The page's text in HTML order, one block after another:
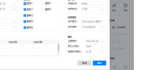
能指南和技术支持
社区